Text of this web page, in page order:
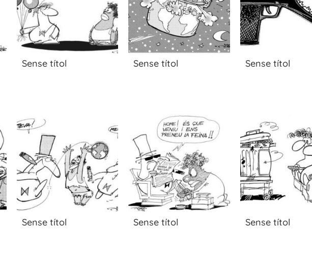
Sense títol Sense títol Sense títol
Sense títol Sense títol Sense títol